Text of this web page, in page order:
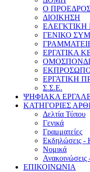
Ο
ΔΙΟΙΚΗΣΗ
ΕΛΕΓΚΤΙΚΗ
ΓΕΝΙΚΟ
ΕΡΓΑΤΙΚΑ
ΕΡΓΑΤΙΚΗ
Σ.Σ.Ε.
ΨΗΦΙΑΚΑ
ΚΑΤΗΓΟΡΙΕΣ
Δελτία Τύπου
Γενικά
Γραμματείες
Εκδηλώσεις -
Νομικά
Ανακοινώσεις
ΕΠΙΚΟΙΝΩΝΙΑ